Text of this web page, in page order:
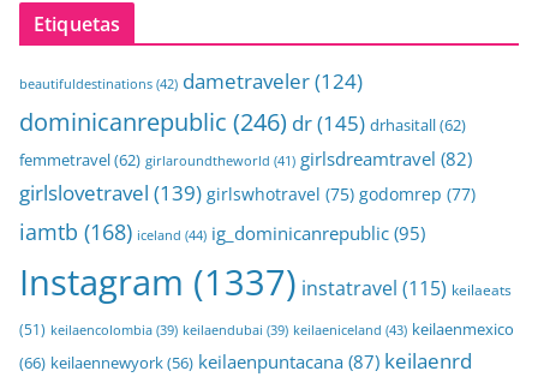
Etiquetas
beautifuldestinations (42) dametraveler(124)
dominicanrepublic (246) dr(145) drhasitall(62)
femmetravel(62) girlaroundtheworld (41) girlsdreamtravel (82)
girlslovetravel (139) girlswhotravel (75) godomrep (77)
iamtb (168) iceland (44) ig_dominicanrepublic (95)
Instagram (1337) instatravel (115) keilaeats
(51) keilaencolombia (39) keilaendubai (39) keilaeniceland (43) keilaenmexico
(66) keilaennewyork(56) keilaenpuntacana (87) keilaenrd